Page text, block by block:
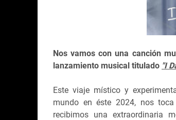
Nos vamos con una canción
lanzamiento musical titulado "I
Este viaje místico y
mundo en éste 2024, nos
recibimos una extraordinaria